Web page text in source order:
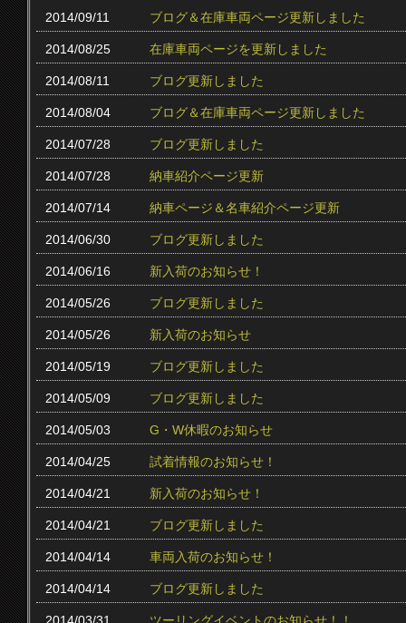
2014/09/11 ブログ＆在庫車両ページ更新しました
2014/08/25 在庫車両ページを更新しました
2014/08/11 ブログ更新しました
2014/08/04 ブログ＆在庫車両ページ更新しました
2014/07/28 ブログ更新しました
2014/07/28 納車紹介ページ更新
2014/07/14 納車ページ＆名車紹介ページ更新
2014/06/30 ブログ更新しました
2014/06/16 新入荷のお知らせ！
2014/05/26 ブログ更新しました
2014/05/26 新入荷のお知らせ
2014/05/19 ブログ更新しました
2014/05/09 ブログ更新しました
2014/05/03 G・W休暇のお知らせ
2014/04/25 試着情報のお知らせ！
2014/04/21 新入荷のお知らせ！
2014/04/21 ブログ更新しました
2014/04/14 車両入荷のお知らせ！
2014/04/14 ブログ更新しました